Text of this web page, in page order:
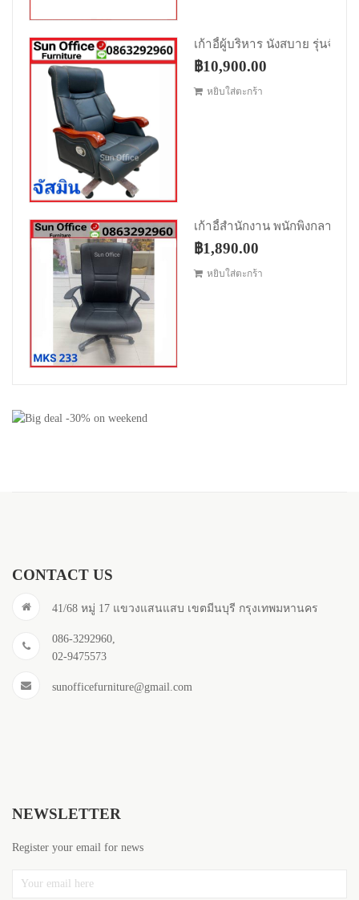
Original price was: ฿15,900.00.
฿10,900.00
หยิบใส่ตะกร้า
Original price was: ฿2,390.00.
฿1,890.00
หยิบใส่ตะกร้า
CONTACT US
41/68 หมู่ 17 แขวงแสนแสบ เขตมีนบุรี กรุงเทพมหานคร
086-3292960,
02-9475573
sunofficefurniture@gmail.com
NEWSLETTER
Register your email for news